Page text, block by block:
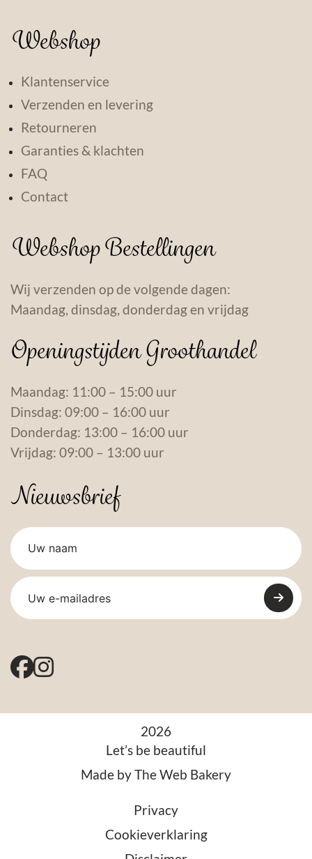
Webshop
Klantenservice
Verzenden en levering
Retourneren
Garanties & klachten
FAQ
Contact
Webshop Bestellingen
Wij verzenden op de volgende dagen:
Maandag, dinsdag, donderdag en vrijdag
Openingstijden Groothandel
Maandag: 11:00 – 15:00 uur
Dinsdag: 09:00 – 16:00 uur
Donderdag: 13:00 – 16:00 uur
Vrijdag: 09:00 – 13:00 uur
Nieuwsbrief
2026
Let’s be beautiful
Made byThe Web Bakery
Privacy
Cookieverklaring